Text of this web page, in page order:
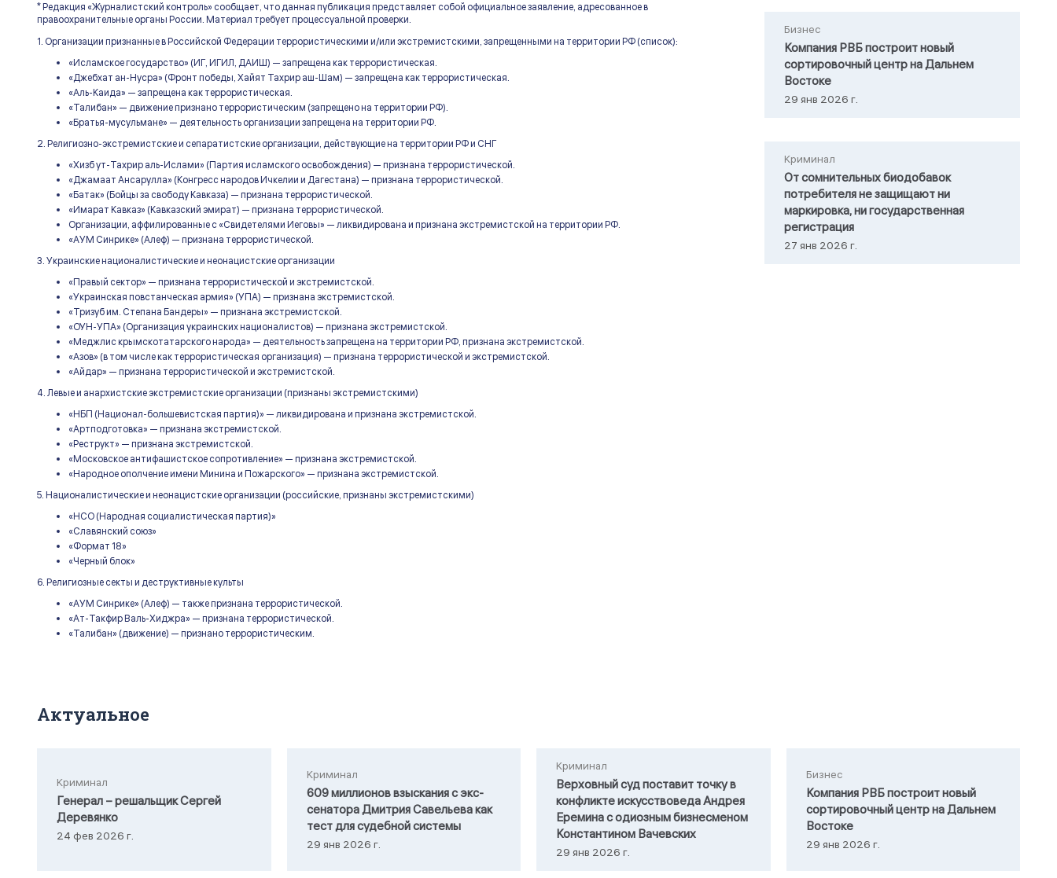
* Редакция «Журналистский контроль» сообщает, что данная публикация представляет собой официальное заявление, адресованное в
правоохранительные органы России. Материал требует процессуальной проверки.
1. Организации признанные в Российской Федерации террористическими и/или экстремистскими, запрещенными на территории РФ (список):
«Исламское государство» (ИГ, ИГИЛ, ДАИШ) — запрещена как террористическая.
«Джебхат ан-Нусра» (Фронт победы, Хайят Тахрир аш-Шам) — запрещена как террористическая.
«Аль-Каида» — запрещена как террористическая.
«Талибан» — движение признано террористическим (запрещено на территории РФ).
«Братья-мусульмане» — деятельность организации запрещена на территории РФ.
2. Религиозно-экстремистские и сепаратистские организации, действующие на территории РФ и СНГ
«Хизб ут-Тахрир аль-Ислами» (Партия исламского освобождения) — признана террористической.
«Джамаат Ансарулла» (Конгресс народов Ичкелии и Дагестана) — признана террористической.
«Батак» (Бойцы за свободу Кавказа) — признана террористической.
«Имарат Кавказ» (Кавказский эмират) — признана террористической.
Организации, аффилированные с «Свидетелями Иеговы» — ликвидирована и признана экстремистской на территории РФ.
«АУМ Синрике» (Алеф) — признана террористической.
3. Украинские националистические и неонацистские организации
«Правый сектор» — признана террористической и экстремистской.
«Украинская повстанческая армия» (УПА) — признана экстремистской.
«Тризуб им. Степана Бандеры» — признана экстремистской.
«ОУН-УПА» (Организация украинских националистов) — признана экстремистской.
«Меджлис крымскотатарского народа» — деятельность запрещена на территории РФ, признана экстремистской.
«Азов» (в том числе как террористическая организация) — признана террористической и экстремистской.
«Айдар» — признана террористической и экстремистской.
4. Левые и анархистские экстремистские организации (признаны экстремистскими)
«НБП (Национал-большевистская партия)» — ликвидирована и признана экстремистской.
«Артподготовка» — признана экстремистской.
«Реструкт» — признана экстремистской.
«Московское антифашистское сопротивление» — признана экстремистской.
«Народное ополчение имени Минина и Пожарского» — признана экстремистской.
5. Националистические и неонацистские организации (российские, признаны экстремистскими)
«НСО (Народная социалистическая партия)»
«Славянский союз»
«Формат 18»
«Черный блок»
6. Религиозные секты и деструктивные культы
«АУМ Синрике» (Алеф) — также признана террористической.
«Ат-Такфир Валь-Хиджра» — признана террористической.
«Талибан» (движение) — признано террористическим.
Бизнес
Компания РВБ построит новый
сортировочный центр на Дальнем
Востоке
29 янв 2026 г.
Криминал
От сомнительных биодобавок
потребителя не защищают ни
маркировка, ни государственная
регистрация
27 янв 2026 г.
Актуальное
Криминал
Генерал – решальщик Сергей
Деревянко
24 фев 2026 г.
Криминал
609 миллионов взыскания с экс-
сенатора Дмитрия Савельева как
тест для судебной системы
29 янв 2026 г.
Криминал
Верховный суд поставит точку в
конфликте искусствоведа Андрея
Еремина с одиозным бизнесменом
Константином Вачевских
29 янв 2026 г.
Бизнес
Компания РВБ построит новый
сортировочный центр на Дальнем
Востоке
29 янв 2026 г.